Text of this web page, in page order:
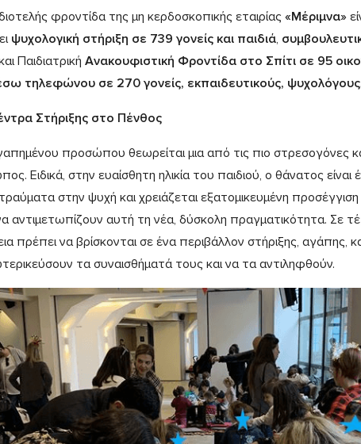
φροντίδα της μη κερδοσκοπικής εταιρίας «Μέριμνα»
ψυχολογική στήριξη σε 739 γονείς και παιδιά,
Παιδιατρική Ανακουφιστική Φροντίδα στο Σπίτι σε 95
τηλεφώνου σε 270 γονείς, εκπαιδευτικούς, ψυχολόγους.
Στήριξης στο Πένθος
προσώπου θεωρείται μια από τις πιο στρεσογόνες
Ειδικά, στην ευαίσθητη ηλικία του παιδιού, ο θάνατος
στην ψυχή και χρειάζεται εξατομικευμένη
αντιμετωπίζουν αυτή τη νέα, δύσκολη πραγματικότητα. Σε
πρέπει να βρίσκονται σε ένα περιβάλλον στήριξης, αγάπης,
τα συναισθήματά τους και να τα αντιληφθούν.